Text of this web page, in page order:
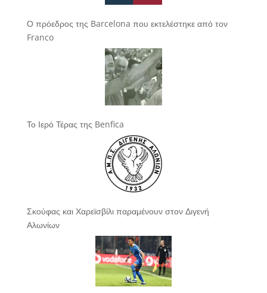
Ο πρόεδρος της Barcelona που εκτελέστηκε από τον
Franco
Το Ιερό Τέρας της Benfica
Σκούφας και Χαρεϊσβίλι παραμένουν στον Διγενή
Αλωνίων